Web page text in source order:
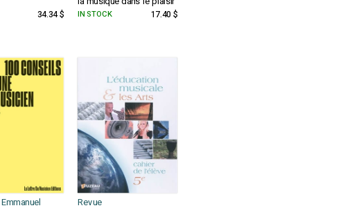
34.34 $ IN STOCK 17.40 $
Revue